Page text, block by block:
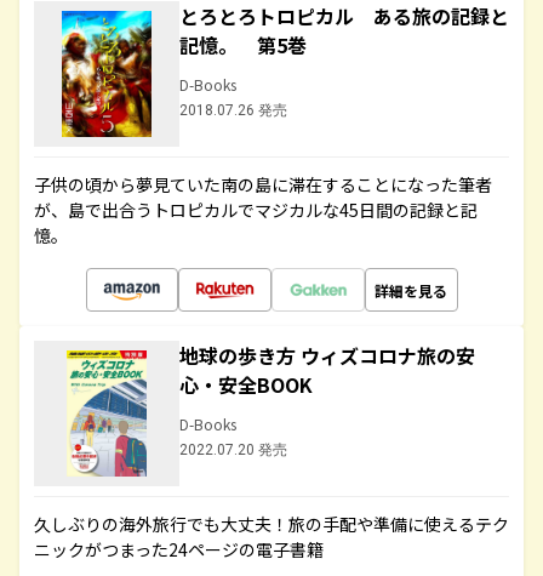
とろとろトロピカル ある旅の記録と
記憶。 第5巻
D-Books
2018.07.26 発売
子供の頃から夢見ていた南の島に滞在することになった筆者
が、島で出合うトロピカルでマジカルな45日間の記録と記
憶。
詳細を見る
地球の歩き方 ウィズコロナ旅の安
心・安全BOOK
D-Books
2022.07.20 発売
久しぶりの海外旅行でも大丈夫！旅の手配や準備に使えるテク
ニックがつまった24ページの電子書籍